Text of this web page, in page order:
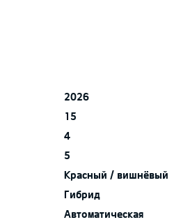
2026
15
4
5
Красный / вишнёвый
Гибрид
Автоматическая